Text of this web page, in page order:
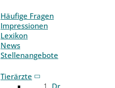
Häufige Fragen
Impressionen
Lexikon
News
Stellenangebote
Tierärzte
Dr.